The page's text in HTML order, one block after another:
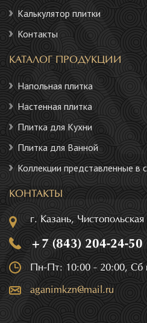
Калькулятор плитки
Контакты
КАТАЛОГ ПРОДУКЦИИ
Напольная плитка
Настенная плитка
Плитка для Кухни
Плитка для Ванной
Коллекции представленные в
КОНТАКТЫ
г. Казань,
+7 (843) 204-24-50
Пн-Пт: 10:00 - 20:00, Сб
aganimkzn@mail.ru